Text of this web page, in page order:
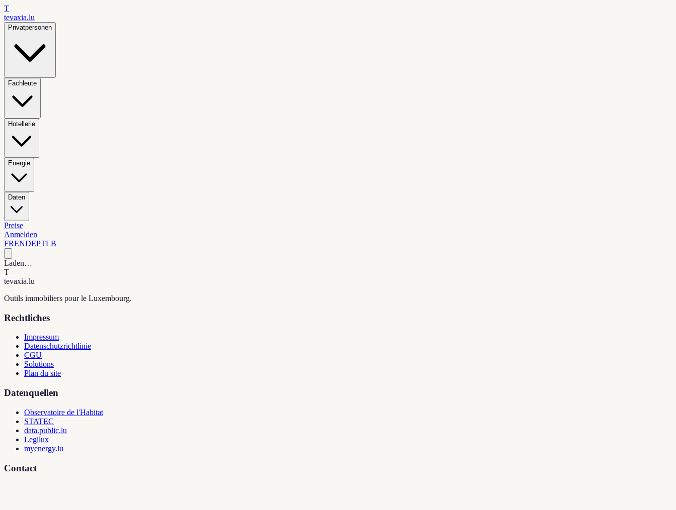
T
tevaxia.lu
Privatpersonen
Fachleute
Hotellerie
Energie
Daten
Preise
Anmelden
FRENDEPTLB
Laden…
T
tevaxia.lu
Outils immobiliers pour le Luxembourg.
Rechtliches
Impressum
Datenschutzrichtlinie
CGU
Solutions
Plan du site
Datenquellen
Observatoire de l'Habitat
STATEC
data.public.lu
Legilux
myenergy.lu
Contact